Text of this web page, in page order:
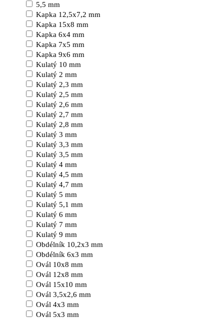
5,5 mm
Kapka 12,5x7,2 mm
Kapka 15x8 mm
Kapka 6x4 mm
Kapka 7x5 mm
Kapka 9x6 mm
Kulatý 10 mm
Kulatý 2 mm
Kulatý 2,3 mm
Kulatý 2,5 mm
Kulatý 2,6 mm
Kulatý 2,7 mm
Kulatý 2,8 mm
Kulatý 3 mm
Kulatý 3,3 mm
Kulatý 3,5 mm
Kulatý 4 mm
Kulatý 4,5 mm
Kulatý 4,7 mm
Kulatý 5 mm
Kulatý 5,1 mm
Kulatý 6 mm
Kulatý 7 mm
Kulatý 9 mm
Obdélník 10,2x3 mm
Obdélník 6x3 mm
Ovál 10x8 mm
Ovál 12x8 mm
Ovál 15x10 mm
Ovál 3,5x2,6 mm
Ovál 4x3 mm
Ovál 5x3 mm